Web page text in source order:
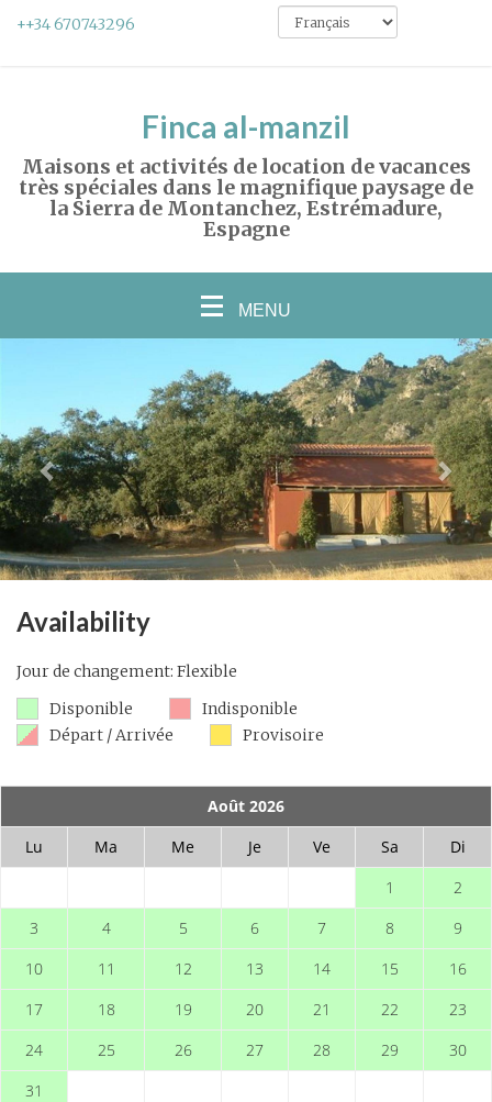
++34 670743296
Finca al-manzil
Maisons et activités de location de vacances
très spéciales dans le magnifique paysage de
la Sierra de Montanchez, Estrémadure,
Espagne
MENU
Availability
Jour de changement: Flexible
Disponible
Indisponible
Départ / Arrivée
Provisoire
Août 2026
Lu
Ma Me Je Ve Sa
Di
1
2
3
4 5 6 7 8
9
10
11 12 13 14 15
16
17
18 19 20 21 22
23
24
25 26 27 28 29
30
31